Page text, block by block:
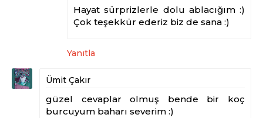
Hayat sürprizlerle dolu ablacığım :)
Çok teşekkür ederiz biz de sana :)
Yanıtla
Ümit Çakır
güzel cevaplar olmuş bende bir koç
burcuyum baharı severim :)